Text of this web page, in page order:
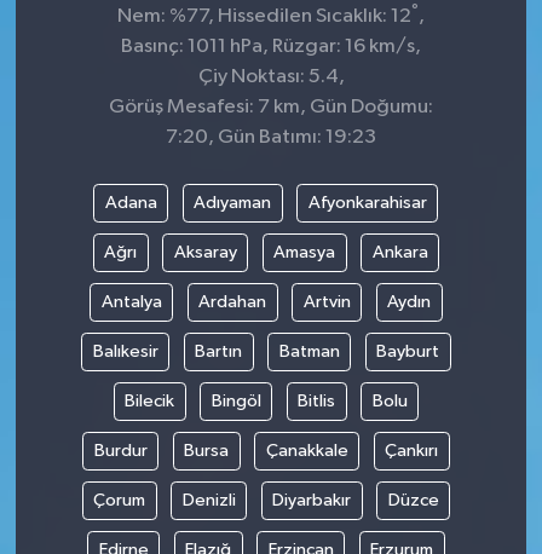
Nem: %77, Hissedilen Sıcaklık: 12° ,
Basınç: 1011 hPa, Rüzgar: 16 km/s,
Çiy Noktası: 5.4,
Görüş Mesafesi: 7 km, Gün Doğumu:
7:20, Gün Batımı: 19:23
Adana Adıyaman Afyonkarahisar
Ağrı Aksaray Amasya Ankara
Antalya Ardahan Artvin Aydın
Balıkesir Bartın Batman Bayburt
Bilecik Bingöl Bitlis Bolu
Burdur Bursa Çanakkale Çankırı
Çorum Denizli Diyarbakır Düzce
Edirne Elazığ Erzincan Erzurum